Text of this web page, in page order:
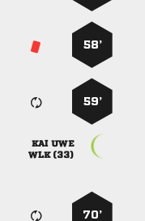
58’
59’
 
 
70’